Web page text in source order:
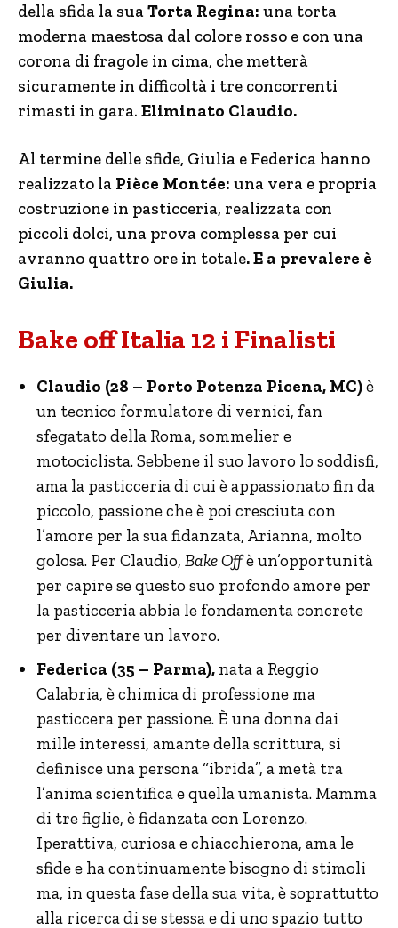
della sfida la suaTorta Regina: una torta
moderna maestosa dal colore rosso e con una
corona di fragole in cima, che metterà
sicuramente in difficoltà i tre concorrenti
rimasti in gara. Eliminato Claudio.
Al termine delle sfide, Giulia e Federica hanno
realizzato la Pièce Montée: una vera e propria
costruzione in pasticceria, realizzata con
piccoli dolci, una prova complessa per cui
avranno quattro ore in totale. E a prevalere è
Giulia.
Bake off Italia 12 i Finalisti
Claudio (28 – Porto Potenza Picena, MC)è
un tecnico formulatore di vernici, fan
sfegatato della Roma, sommelier e
motociclista. Sebbene il suo lavoro lo soddisfi,
ama la pasticceria di cui è appassionato fin da
piccolo, passione che è poi cresciuta con
l’amore per la sua fidanzata, Arianna, molto
golosa. Per Claudio, Bake Offè un’opportunità
per capire se questo suo profondo amore per
la pasticceria abbia le fondamenta concrete
per diventare un lavoro.
Federica (35 – Parma), nata a Reggio
Calabria, è chimica di professione ma
pasticcera per passione. È una donna dai
mille interessi, amante della scrittura, si
definisce una persona “ibrida”, a metà tra
l’anima scientifica e quella umanista. Mamma
di tre figlie, è fidanzata con Lorenzo.
Iperattiva, curiosa e chiacchierona, ama le
sfide e ha continuamente bisogno di stimoli
ma, in questa fase della sua vita, è soprattutto
alla ricerca di se stessa e di uno spazio tutto